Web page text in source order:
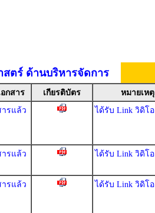
ตร์ ด้านบริหารจัดการ
กสาร เกียรติบัตร
หมายเหตุ
ารแล้ว ได้รับ Link วิดิโอ
ารแล้ว ได้รับ Link วิดิโอ
ารแล้ว ได้รับ Link วิดิโอ